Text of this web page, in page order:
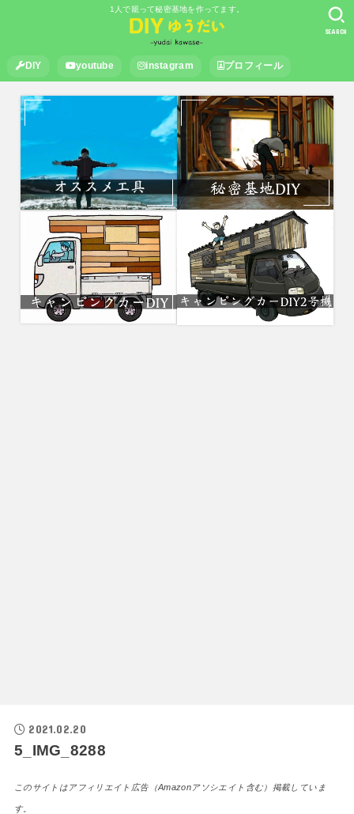
1人で籠って秘密基地を作ってます。
DIY youtube instagram プロフィール
SEARCH
2021.02.20
5_IMG_8288
このサイトはアフィリエイト広告（Amazonアソシエイト含む）掲載していま
す。